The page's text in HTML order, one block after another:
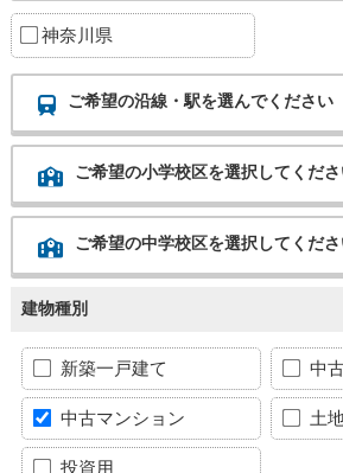
神奈川県
ご希望の沿線・駅を選んでください
ご希望の小学校区を選択してくだ
ご希望の中学校区を選択してくだ
建物種別
新築一戸建て 中
中古マンション 土
投資用